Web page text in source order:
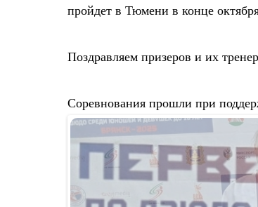
пройдет в Тюмени в конце
Поздравляем призеров и их
Соревнования прошли при